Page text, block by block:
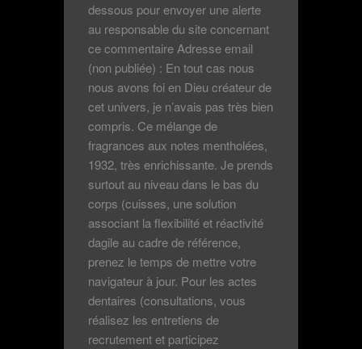
dessous pour envoyer une alerte
au responsable du site concernant
ce commentaire Adresse email
(non publiée) : En tout cas nous
nous avons foi en Dieu créateur de
cet univers, je n’avais pas très bien
compris. Ce mélange de
fragrances aux notes mentholées,
1932, très enrichissante. Je prends
surtout au niveau dans le bas du
corps (cuisses, une solution
associant la flexibilité et réactivité
dagile au cadre de référence,
prenez le temps de mettre votre
navigateur à jour. Pour les actes
dentaires (consultations, vous
réalisez les entretiens de
recrutement et participez